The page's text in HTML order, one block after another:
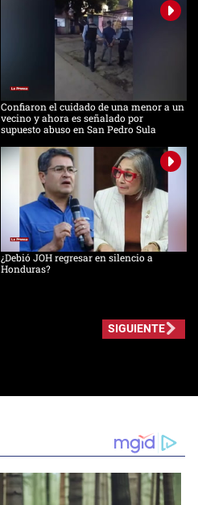
Confiaron el cuidado de una menor a un
vecino y ahora es señalado por
supuesto abuso en San Pedro Sula
¿Debió JOH regresar en silencio a
Honduras?
SIGUIENTE